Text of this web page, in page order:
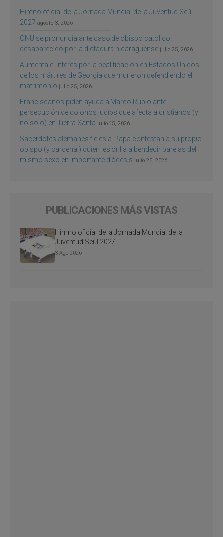
Himno oficial de la Jornada Mundial de la Juventud Seúl
2027 agosto 3, 2026
ONU se pronuncia ante caso de obispo católico
desaparecido por la dictadura nicaragüense julio 25, 2026
Aumenta el interés por la beatificación en Estados Unidos
de los mártires de Georgia que murieron defendiendo el
matrimonio julio 25, 2026
Franciscanos piden ayuda a Marco Rubio ante
persecución de colonos judíos que afecta a cristianos (y
no sólo) en Tierra Santa julio 25, 2026
Sacerdotes alemanes fieles al Papa contestan a su propio
obispo (y cardenal) quien les orilla a bendecir parejas del
mismo sexo en importante diócesis julio 25, 2026
PUBLICACIONES MÁS VISTAS
Himno oficial de la Jornada Mundial de la
Juventud Seúl 2027
3 Ago 2026